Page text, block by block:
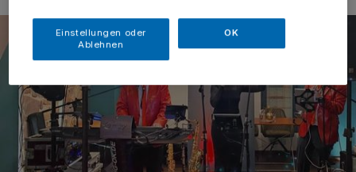
Einstellungen oder
Ablehnen
OK